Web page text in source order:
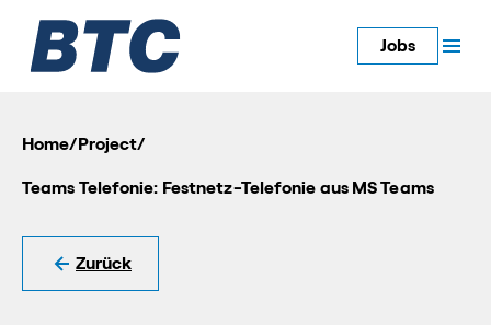
Jobs
Home/ Project/
Teams Telefonie: Festnetz-Telefonie aus MS Teams
Zurück